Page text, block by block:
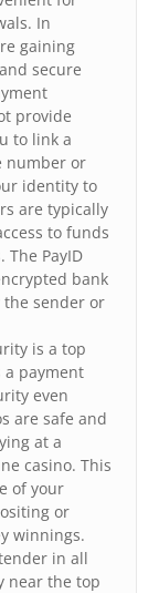
In
gaining
secure
provide
to link a
number or
identity to
are typically
to funds
PayID
bank
sender or
is a top
a payment
even
are safe and
at a
casino. This
of your
or
winnings.
in all
near the top